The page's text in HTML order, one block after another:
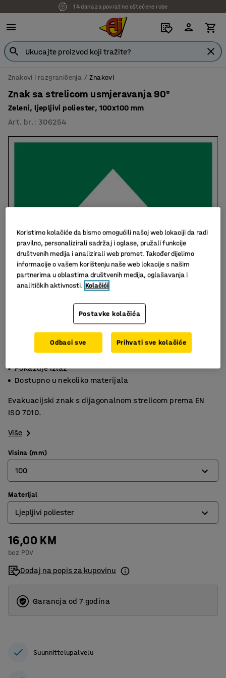
14 dana za povrat ne oštećene robe
Znakovi i razgraničenja Znakovi
Znak sa strelicom usmjeravanja 90°
Zeleni, ljepljivi poliester, 100x100 mm
Art. br. : 306254
EN ISO 7010
Pokazuje izlaz
Dostupno u nekoliko materijala
Evakuacijski znak s dijagonalnom strelicom prema EN
ISO 7010.
Više
Visina (mm)
100
100
200
Materijal
Ljepljivi poliester
Fotoluminescentni poliester
Ljepljivi poliester
16,00 KM
bez PDV
Dodaj na popis za kupovinu
Garancja od 7 godina
Suunnittelupalvelu
Koristimo kolačiće da bismo omogućili našoj web lokaciji da radi
pravilno, personalizirali sadržaj i oglase, pružali funkcije
društvenih medija i analizirali web promet. Također dijelimo
informacije o vašem korištenju naše web lokacije s našim
partnerima u oblastima društvenih medija, oglašavanja i
analitičkih aktivnosti. Kolačići
Postavke kolačića
Odbaci sve Prihvati sve kolačiće